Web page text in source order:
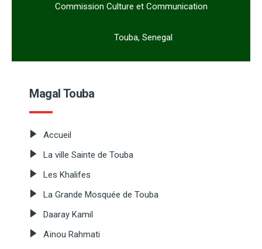
Commission Culture et Communication
Touba, Senegal
Magal Touba
Accueil
La ville Sainte de Touba
Les Khalifes
La Grande Mosquée de Touba
Daaray Kamil
Aïnou Rahmati